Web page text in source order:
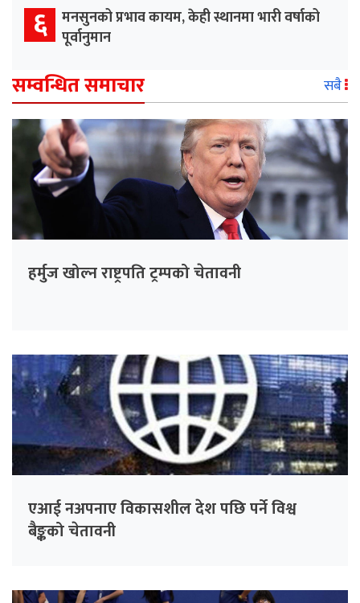
६ मनसुनको प्रभाव कायम, केही स्थानमा भारी वर्षाको
पूर्वानुमान
सम्वन्धित समाचार सबै
हर्मुज खोल्न राष्ट्रपति ट्रम्पको चेतावनी
एआई नअपनाए विकासशील देश पछि पर्ने विश्व
बैङ्कको चेतावनी